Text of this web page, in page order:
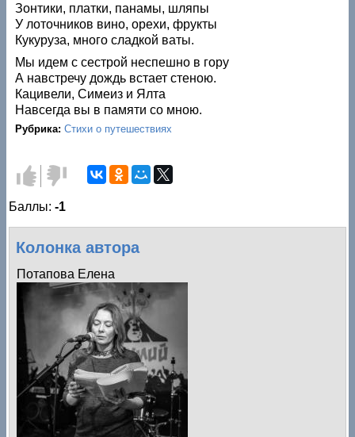
Зонтики, платки, панамы, шляпы
У лоточников вино, орехи, фрукты
Кукуруза, много сладкой ваты.
Мы идем с сестрой неспешно в гору
А навстречу дождь встает стеною.
Кацивели, Симеиз и Ялта
Навсегда вы в памяти со мною.
Рубрика:Стихи о путешествиях
Голос
за!
Голос
против!
Баллы:-1
Колонка автора
Потапова Елена